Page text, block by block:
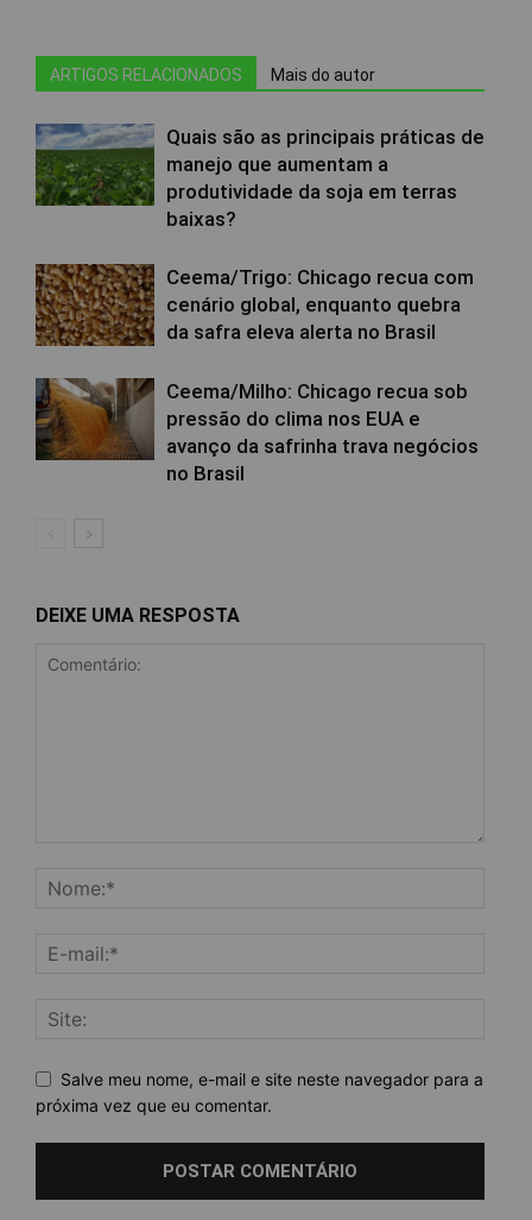
ARTIGOS RELACIONADOS Mais do autor
Quais são as principais práticas de
manejo que aumentam a
produtividade da soja em terras
baixas?
Ceema/Trigo: Chicago recua com
cenário global, enquanto quebra
da safra eleva alerta no Brasil
Ceema/Milho: Chicago recua sob
pressão do clima nos EUA e
avanço da safrinha trava negócios
no Brasil
DEIXE UMA RESPOSTA
Salve meu nome, e-mail e site neste navegador para a
próxima vez que eu comentar.